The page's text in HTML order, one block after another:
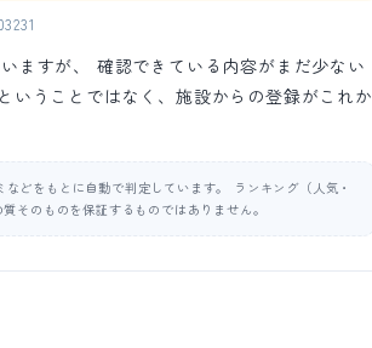
ますが、 確認できている内容がまだ少ない
いうことではなく、施設からの登録がこれか
どをもとに自動で判定しています。 ランキング（人気・
そのものを保証するものではありません。